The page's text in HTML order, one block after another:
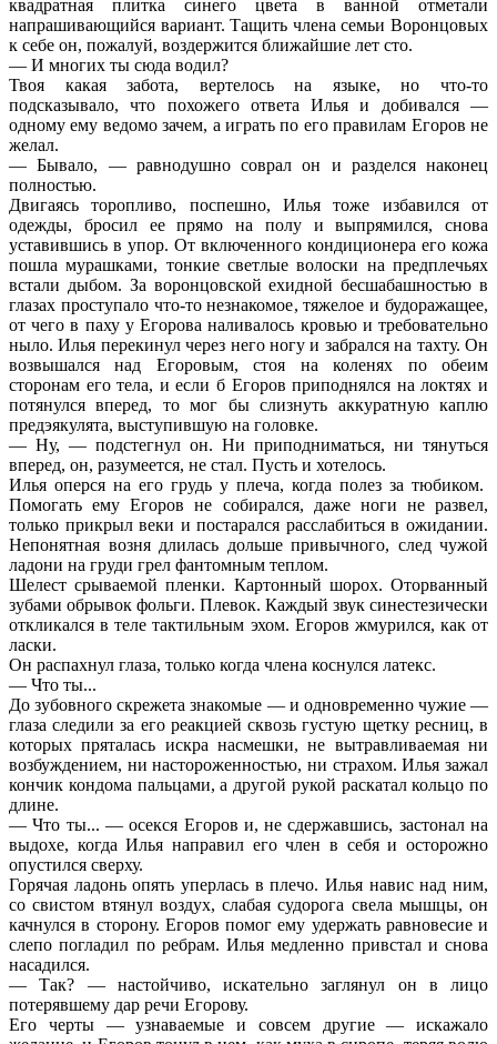
квадратная плитка синего цвета в ванной отметали
напрашивающийся вариант. Тащить члена семьи Воронцовых
к себе он, пожалуй, воздержится ближайшие лет сто.
— И многих ты сюда водил?
Твоя какая забота, вертелось на языке, но что-то
подсказывало, что похожего ответа Илья и добивался —
одному ему ведомо зачем, а играть по его правилам Егоров не
желал.
— Бывало, — равнодушно соврал он и разделся наконец
полностью.
Двигаясь торопливо, поспешно, Илья тоже избавился от
одежды, бросил ее прямо на полу и выпрямился, снова
уставившись в упор. От включенного кондиционера его кожа
пошла мурашками, тонкие светлые волоски на предплечьях
встали дыбом. За воронцовской ехидной бесшабашностью в
глазах проступало что-то незнакомое, тяжелое и будоражащее,
от чего в паху у Егорова наливалось кровью и требовательно
ныло. Илья перекинул через него ногу и забрался на тахту. Он
возвышался над Егоровым, стоя на коленях по обеим
сторонам его тела, и если б Егоров приподнялся на локтях и
потянулся вперед, то мог бы слизнуть аккуратную каплю
предэякулята, выступившую на головке.
— Ну, — подстегнул он. Ни приподниматься, ни тянуться
вперед, он, разумеется, не стал. Пусть и хотелось.
Илья оперся на его грудь у плеча, когда полез за тюбиком.
Помогать ему Егоров не собирался, даже ноги не развел,
только прикрыл веки и постарался расслабиться в ожидании.
Непонятная возня длилась дольше привычного, след чужой
ладони на груди грел фантомным теплом.
Шелест срываемой пленки. Картонный шорох. Оторванный
зубами обрывок фольги. Плевок. Каждый звук синестезически
откликался в теле тактильным эхом. Егоров жмурился, как от
ласки.
Он распахнул глаза, только когда члена коснулся латекс.
— Что ты...
До зубовного скрежета знакомые — и одновременно чужие —
глаза следили за его реакцией сквозь густую щетку ресниц, в
которых пряталась искра насмешки, не вытравливаемая ни
возбуждением, ни настороженностью, ни страхом. Илья зажал
кончик кондома пальцами, а другой рукой раскатал кольцо по
длине.
— Что ты... — осекся Егоров и, не сдержавшись, застонал на
выдохе, когда Илья направил его член в себя и осторожно
опустился сверху.
Горячая ладонь опять уперлась в плечо. Илья навис над ним,
со свистом втянул воздух, слабая судорога свела мышцы, он
качнулся в сторону. Егоров помог ему удержать равновесие и
слепо погладил по ребрам. Илья медленно привстал и снова
насадился.
— Так? — настойчиво, искательно заглянул он в лицо
потерявшему дар речи Егорову.
Его черты — узнаваемые и совсем другие — искажало